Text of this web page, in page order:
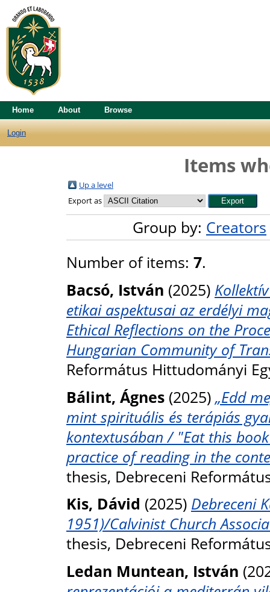
Home About Browse
Login
Items
Up a level
Export as
Group by: Creators
Number of items: 7.
Bacsó, István (2025)
etikai aspektusai az erdélyi
Ethical Reflections on the
Hungarian Community of
Református Hittudományi
Bálint, Ágnes (2025) „Edd
mint spirituális és terápiás
kontextusában / "Eat this
practice of reading in the
thesis, Debreceni
Kis, Dávid (2025) Debreceni
1951)/Calvinist Church
thesis, Debreceni
Ledan Muntean, István